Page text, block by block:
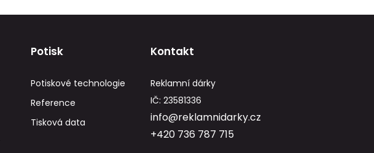
Potisk
Potiskové technologie
Reference
Tisková data
Kontakt
Reklamní dárky
IČ: 23581336
info@reklamnidarky.cz
+420 736 787 715